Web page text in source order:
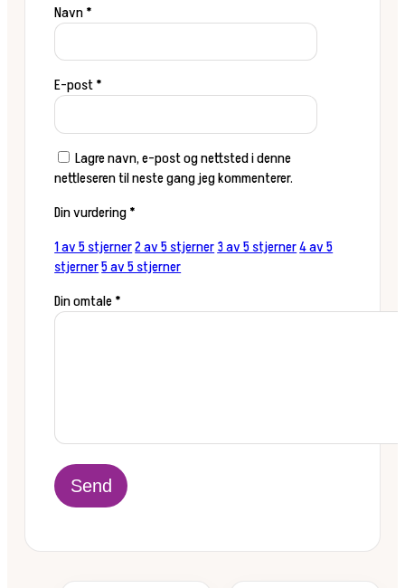
Navn*
E-post*
Lagre navn, e-post og nettsted i denne
nettleseren til neste gang jeg kommenterer.
Din vurdering*
1 av 5 stjerner2 av 5 stjerner3 av 5 stjerner4 av 5
stjerner5 av 5 stjerner
Din omtale*